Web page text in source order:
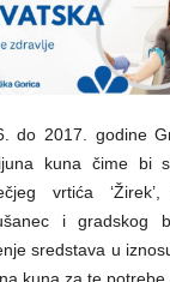
do 2017. godine
kuna čime bi
vrtića
i gradskog
sredstava u